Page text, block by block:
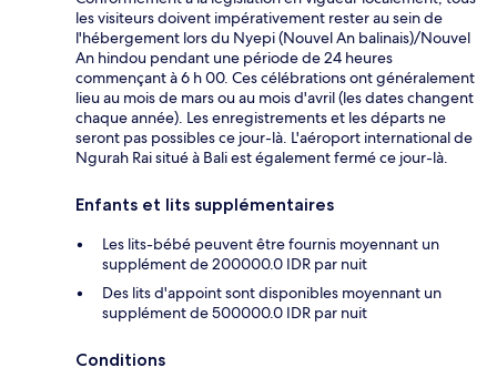
les visiteurs doivent impérativement rester au sein de
l'hébergement lors du Nyepi (Nouvel An balinais)/Nouvel
An hindou pendant une période de 24 heures
commençant à 6 h 00. Ces célébrations ont généralement
lieu au mois de mars ou au mois d'avril (les dates changent
chaque année). Les enregistrements et les départs ne
seront pas possibles ce jour-là. L'aéroport international de
Ngurah Rai situé à Bali est également fermé ce jour-là.
Enfants et lits supplémentaires
Les lits-bébé peuvent être fournis moyennant un
supplément de 200000.0 IDR par nuit
Des lits d'appoint sont disponibles moyennant un
supplément de 500000.0 IDR par nuit
Conditions